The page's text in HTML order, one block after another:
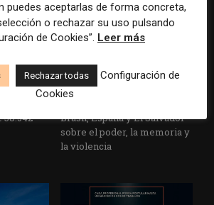
con
El Premio Gabo 2026
Brasil, España y El Salvador
sobre el poder, la memoria y
la violencia
puedes aceptarlas de forma concreta,
o rechazar su uso pulsando
de Cookies”. Leer más
Rechazar todas
Configuración de
Cookies